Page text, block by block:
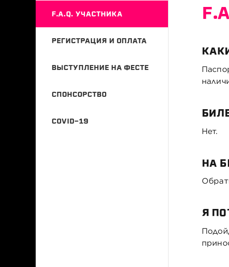
F.A.Q. УЧАСТНИКА
РЕГИСТРАЦИЯ И ОПЛАТА
ВЫСТУПЛЕНИЕ НА ФЕСТЕ
СПОНСОРСТВО
COVID-19
Нет.
НА
Я